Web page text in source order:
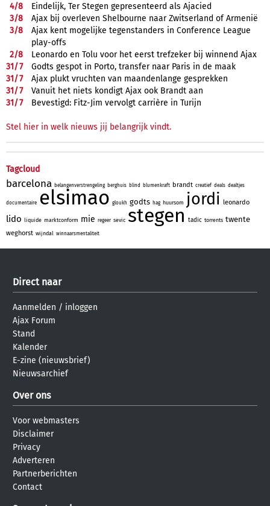
4/8
Eindelijk, Ter Stegen gepresenteerd als Ajacied
3/8
Ajax bij overleven Shelbourne naar Zwitserland of Armenië
3/8
Ajax kent mogelijke tegenstanders in Conference League
play-offs
2/8
Leonardo en Tolu voor het eerst trefzeker bij winnend Ajax
31/7
Godts gespot in Porto, transfer naar Paris in de maak
31/7
Ajax plukt vruchten van maandenlange gesprekken
31/7
Vanuit het niets kondigt Ajax ook Brandt aan
31/7 Bevestigd: Fitz-Jim vervolgt carrière in Turijn
Stel hier in welk nieuws jij belangrijk vindt.
Tagcloud
barcelona belangenverstrengeling berghuis blind blumenkraft brandt creatief deals dealtjes
documentaire elsimao gloukh godts hag huursom jordi leonardo
lido liquide marktconform mie regeer sevic stegen tadic torrents twente
weghorst wijndal winnaarsmentaliteit
Direct naar
Aanmelden / inloggen
Ajax Forum
Stand
Kalender
E-zine (nieuwsbrief)
Nieuwsarchief
Over ons
Voor webmasters
Disclaimer
Privacy
Adverteren
Partnerberichten
Contact